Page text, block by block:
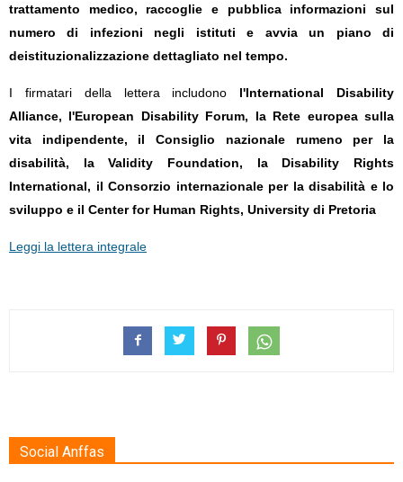
trattamento medico, raccoglie e pubblica informazioni sul
numero di infezioni negli istituti e avvia un piano di
deistituzionalizzazione dettagliato nel tempo.
I firmatari della lettera includono l'International Disability
Alliance, l'European Disability Forum, la Rete europea sulla
vita indipendente, il Consiglio nazionale rumeno per la
disabilità, la Validity Foundation, la Disability Rights
International, il Consorzio internazionale per la disabilità e lo
sviluppo e il Center for Human Rights, University di Pretoria
Leggi la lettera integrale
Social Anffas